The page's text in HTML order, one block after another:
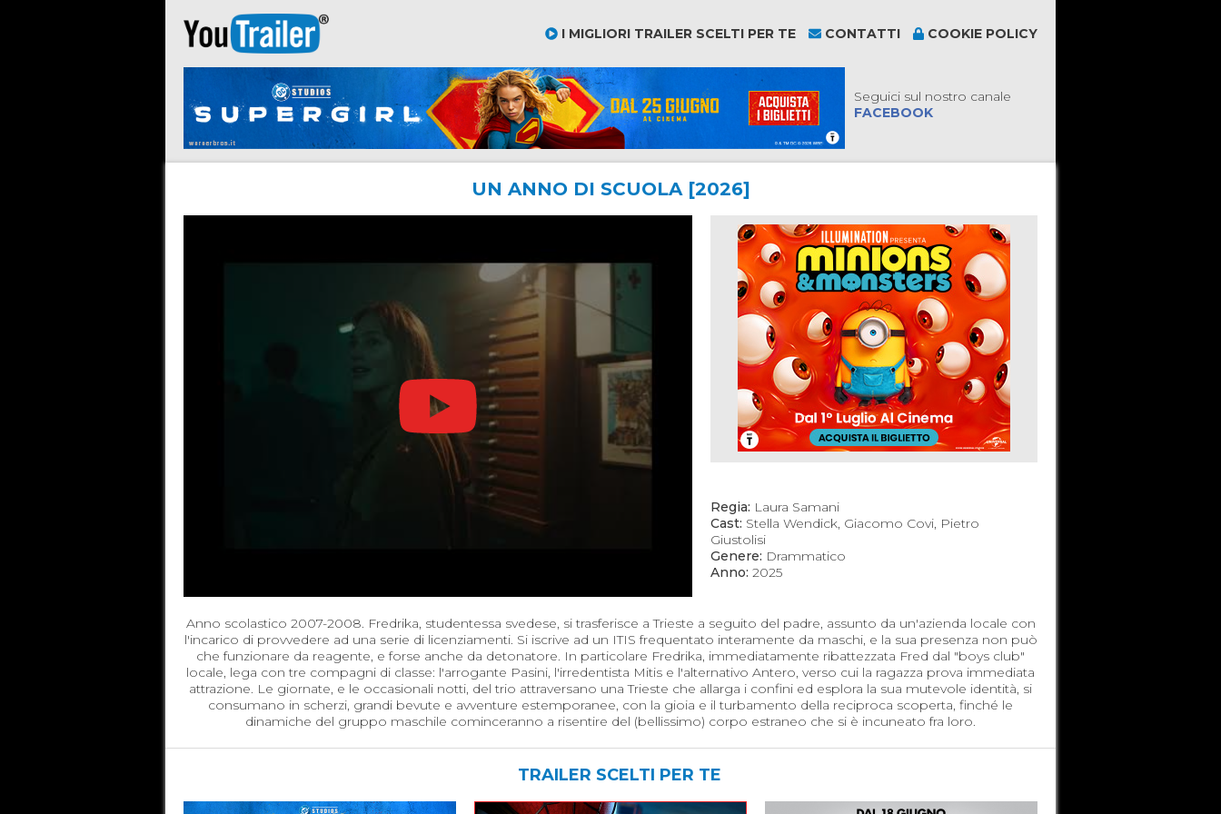
I MIGLIORI TRAILER SCELTI PER TE CONTATTI COOKIE POLICY
Seguici sul nostro canale
FACEBOOK
UN ANNO DI SCUOLA [2026]
Regia: Laura Samani
Cast: Stella Wendick, Giacomo Covi, Pietro
Giustolisi
Genere: Drammatico
Anno: 2025
Anno scolastico 2007-2008. Fredrika, studentessa svedese, si trasferisce a Trieste a seguito del padre, assunto da un'azienda locale con
l'incarico di provvedere ad una serie di licenziamenti. Si iscrive ad un ITIS frequentato interamente da maschi, e la sua presenza non può
che funzionare da reagente, e forse anche da detonatore. In particolare Fredrika, immediatamente ribattezzata Fred dal "boys club"
locale, lega con tre compagni di classe: l'arrogante Pasini, l'irredentista Mitis e l'alternativo Antero, verso cui la ragazza prova immediata
attrazione. Le giornate, e le occasionali notti, del trio attraversano una Trieste che allarga i confini ed esplora la sua mutevole identità, si
consumano in scherzi, grandi bevute e avventure estemporanee, con la gioia e il turbamento della reciproca scoperta, finché le
dinamiche del gruppo maschile cominceranno a risentire del (bellissimo) corpo estraneo che si è incuneato fra loro.
TRAILER SCELTI PER TE